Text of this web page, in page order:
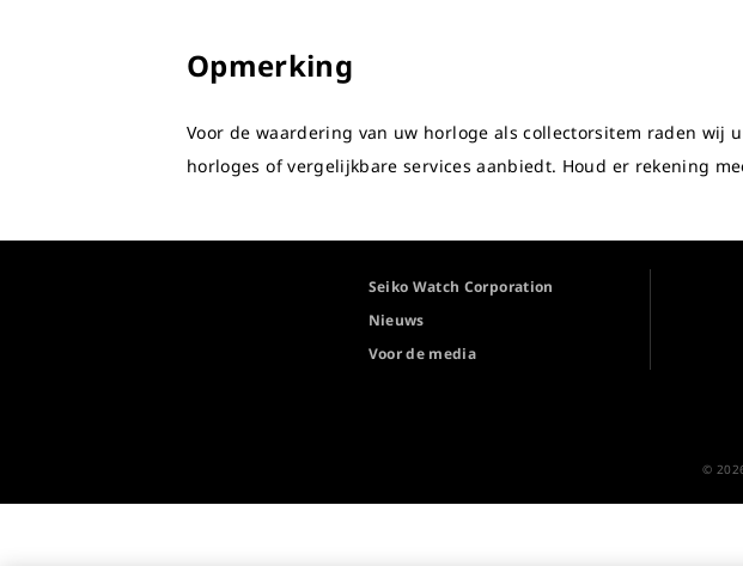
Opmerking
Voor de waardering van uw horloge als collectorsitem raden wij
horloges of vergelijkbare services aanbiedt. Houd er rekening
Seiko Watch Corporation
Nieuws
Voor de media
©